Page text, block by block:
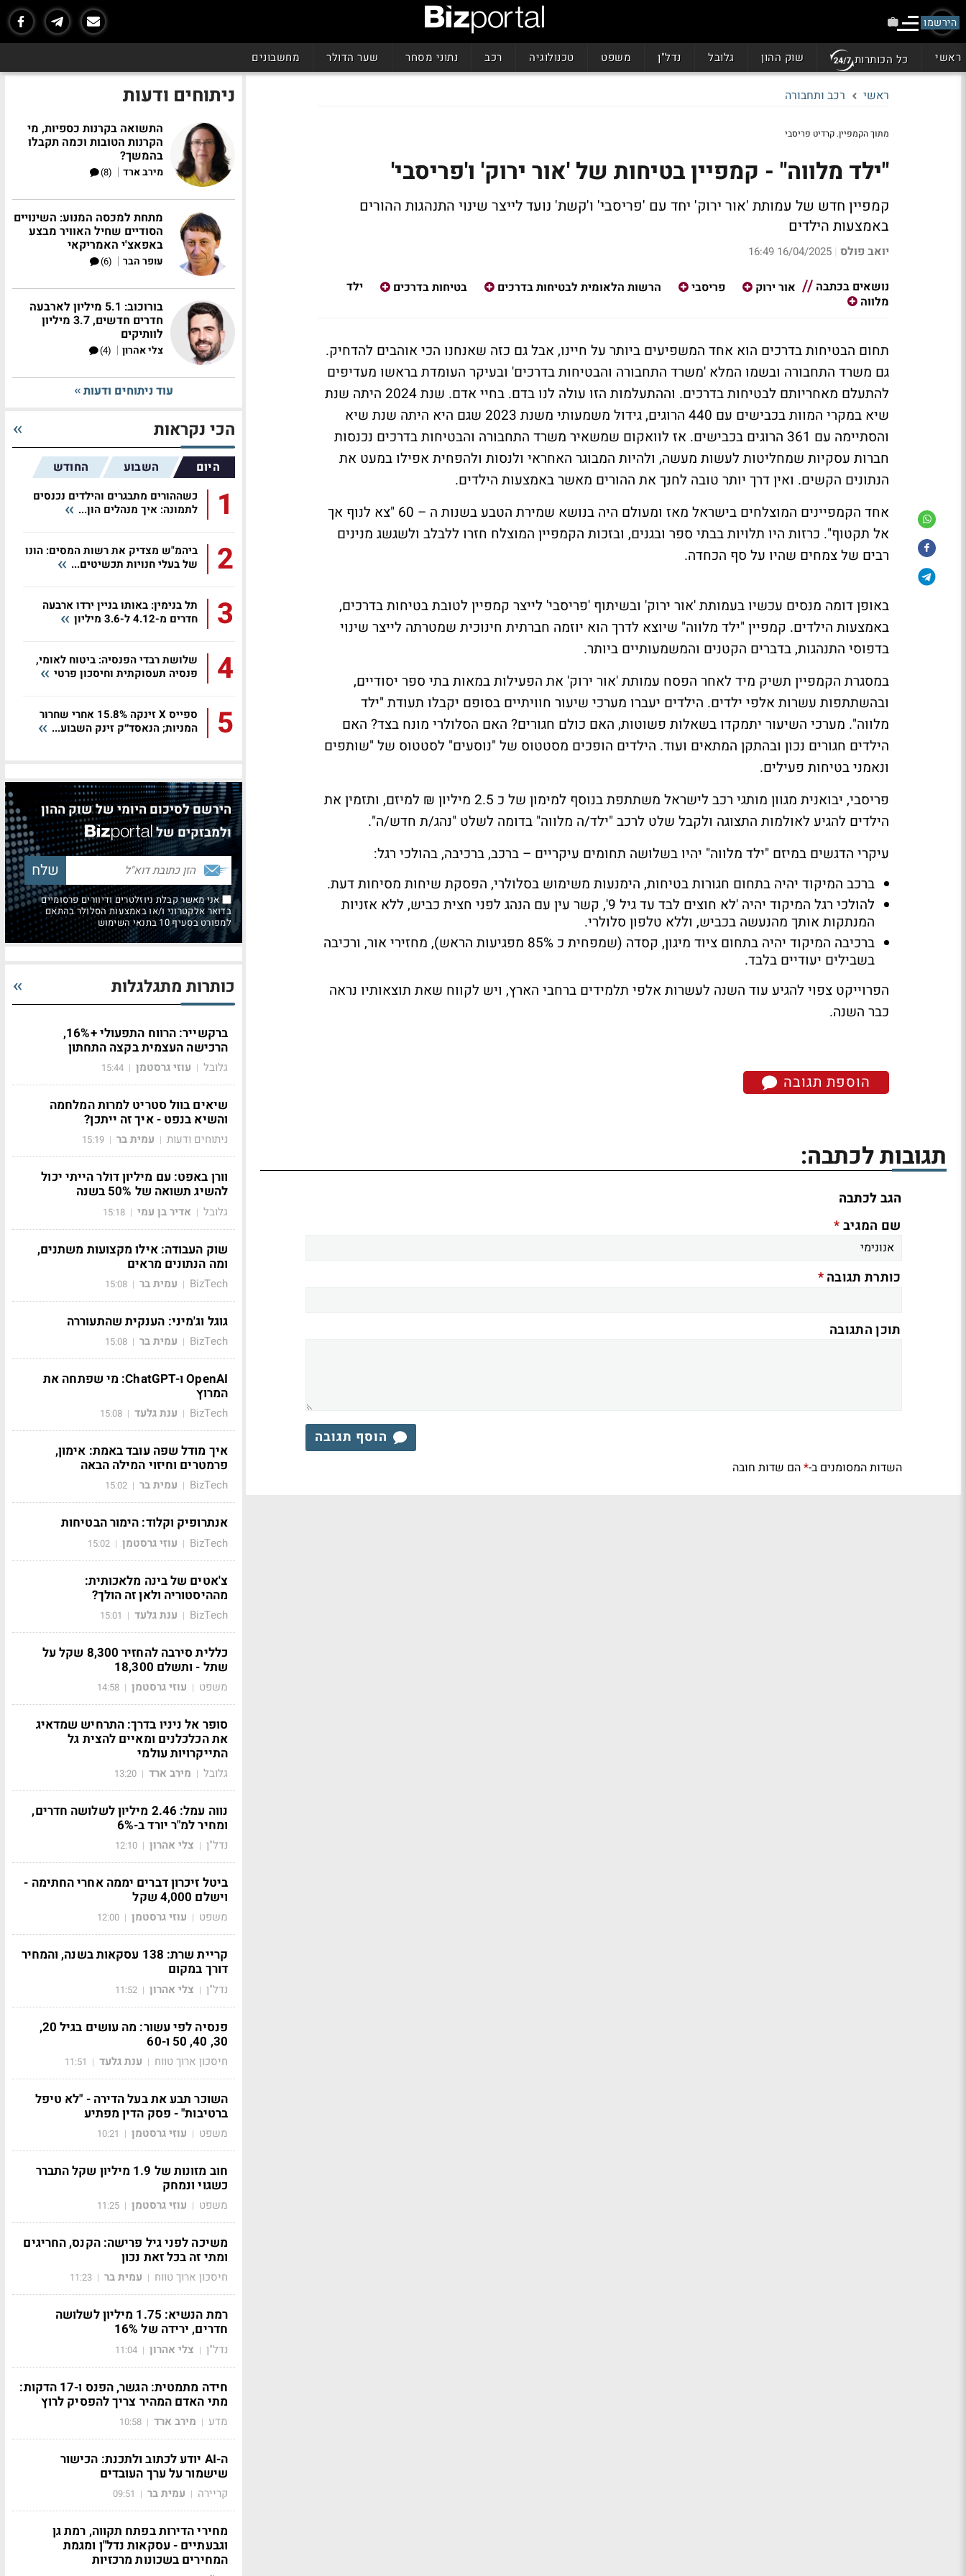
הירשמו
ראשי כל הכותרות שוק ההון גלובל נדל"ן משפט טכנולוגיה רכב נתוני מסחר שער הדולר מחשבונים
ראשי רכב ותחבורה
מתוך הקמפיין. קרדיט פריסבי
"ילד מלווה" - קמפיין בטיחות של 'אור ירוק' ו'פריסבי'
קמפיין חדש של עמותת 'אור ירוק' יחד עם 'פריסבי' ו'קשת' נועד לייצר שינוי התנהגות ההורים
באמצעות הילדים
יואב פולס |
16/04/2025 16:49
נושאים בכתבה אור ירוק פריסבי הרשות הלאומית לבטיחות בדרכים בטיחות בדרכים
ילד
מלווה
תחום הבטיחות בדרכים הוא אחד המשפיעים ביותר על חיינו, אבל גם כזה שאנחנו הכי אוהבים להדחיק.
גם משרד התחבורה ובשמו המלא 'משרד התחבורה והבטיחות בדרכים' ובעיקר העומדת בראשו מעדיפים
להתעלם מאחריותם לבטיחות בדרכים. וההתעלמות הזו עולה לנו בדם. בחיי אדם. שנת 2024 היתה שנת
שיא במקרי המוות בכבישים עם 440 הרוגים, גידול משמעותי משנת 2023 שגם היא היתה שנת שיא
והסתיימה עם 361 הרוגים בכבישים. אז לוואקום שמשאיר משרד התחבורה והבטיחות בדרכים נכנסות
חברות עסקיות שמחליטות לעשות מעשה, ולהיות המבוגר האחראי ולנסות ולהפחית אפילו במעט את
הנתונים הקשים. ואין דרך יותר טובה לחנך את ההורים מאשר באמצעות הילדים.
אחד הקמפיינים המוצלחים בישראל מאז ומעולם היה בנושא שמירת הטבע בשנות ה – 60 "צא לנוף אך
אל תקטוף". כרזות היו תלויות בבתי ספר ובגנים, ובזכות הקמפיין המוצלח חזרו ללבלב ולשגשג מנינים
רבים של צמחים שהיו על סף הכחדה.
באופן דומה מנסים עכשיו בעמותת 'אור ירוק' ובשיתוף 'פריסבי' לייצר קמפיין לטובת בטיחות בדרכים,
באמצעות הילדים. קמפיין "ילד מלווה" שיוצא לדרך הוא יוזמה חברתית חינוכית שמטרתה לייצר שינוי
בדפוסי התנהגות, בדברים הקטנים והמשמעותיים ביותר.
במסגרת הקמפיין תשיק מיד לאחר הפסח עמותת 'אור ירוק' את הפעילות במאות בתי ספר יסודיים,
ובהשתתפות עשרות אלפי ילדים. הילדים יעברו מערכי שיעור חוויתיים בסופם יקבלו תעודת "ילד
מלווה". מערכי השיעור יתמקדו בשאלות פשוטות, האם כולם חגורים? האם הסלולרי מונח בצד? האם
הילדים חגורים נכון ובהתקן המתאים ועוד. הילדים הופכים מסטטוס של "נוסעים" לסטטוס של "שותפים
ונאמני בטיחות פעילים.
פריסבי, יבואנית מגוון מותגי רכב לישראל משתתפת בנוסף למימון של כ 2.5 מיליון ₪ למיזם, ותזמין את
הילדים להגיע לאולמות התצוגה ולקבל שלט לרכב "ילד/ה מלווה" בדומה לשלט "נהג/ת חדש/ה".
עיקרי הדגשים במיזם "ילד מלווה" יהיו בשלושה תחומים עיקריים – ברכב, ברכיבה, בהולכי רגל:
ברכב המיקוד יהיה בתחום חגורות בטיחות, הימנעות משימוש בסלולרי, הפסקת שיחות מסיחות דעת.
להולכי רגל
המיקוד יהיה 'לא חוצים לבד עד גיל 9', קשר עין עם הנהג לפני חצית כביש, ללא אזניות
המנתקות אותך מהנעשה בכביש, וללא טלפון סלולרי.
ברכיבה
המיקוד יהיה בתחום ציוד מיגון, קסדה (שמפחית כ 85% מפגיעות הראש), מחזירי אור, ורכיבה
בשבילים יעודיים בלבד.
הפרוייקט צפוי להגיע עוד השנה לעשרות אלפי תלמידים ברחבי הארץ, ויש לקווח שאת תוצאותיו נראה
כבר השנה.
הוספת תגובה
תגובות לכתבה:
הגב לכתבה
שם המגיב*
כותרת תגובה*
תוכן התגובה
הוסף תגובה
השדות המסומנים ב-*הם שדות חובה
ניתוחים ודעות
התשואה בקרנות כספיות, מי
הקרנות הטובות וכמה תקבלו
בהמשך?
מירב ארד |
(8)
מתחת למכסה המנוע: השינויים
הסודיים שחיל האוויר מבצע
באפאצ'י האמריקאי
עופר הבר |
(6)
בורוכוב: 5.1 מיליון לארבעה
חדרים חדשים, 3.7 מיליון
לוותיקים
צלי אהרון |
(4)
עוד ניתוחים ודעות
הכי נקראות
היום השבוע החודש
1
כשההורים מתבגרים והילדים נכנסים
לתמונה: איך מנהלים הון...
2
ביהמ"ש מצדיק את רשות המסים: הונו
של בעלי חנויות תכשיטים...
3
תל בנימין: באותו בניין ירדו ארבעה
חדרים מ-4.12 ל-3.6 מיליון
4
שלושת רבדי הפנסיה: ביטוח לאומי,
פנסיה תעסוקתית וחיסכון פרטי
5
ספייס X זינקה 15.8% אחרי שחרור
המניות; הנאסד״ק זינק השבוע...
הירשם לסיכום היומי של שוק ההון
ולמבזקים של
אני מאשר קבלת ניוזלטרים ודיוורים פרסומיים
בדואר אלקטרוני ו/או באמצעות הסלולר בהתאם
למפורט בסעיף 10 בתנאי השימוש
כותרות מתגלגלות
ברקשייר: הרווח התפעולי +16%,
הרכישה העצמית בקצה התחתון
גלובל | עוזי גרסטמן |
15:44
שיאים בוול סטריט למרות המלחמה
והשיא בנפט - איך זה ייתכן?
ניתוחים ודעות | עמית בר |
15:19
וורן באפט: עם מיליון דולר הייתי יכול
להשיג תשואה של 50% בשנה
גלובל | אדיר בן עמי |
15:18
שוק העבודה: אילו מקצועות משתנים,
ומה הנתונים מראים
BizTech
| עמית בר |
15:08
גוגל וג'מיני: הענקית שהתעוררה
BizTech
| עמית בר |
15:08
OpenAI ו-ChatGPT: מי שפתחה את
המרוץ
BizTech
| ענת גלעד |
15:08
איך מודל שפה עובד באמת: אימון,
פרמטרים וחיזוי המילה הבאה
BizTech
| עמית בר |
15:02
אנתרופיק וקלוד: הימור הבטיחות
BizTech
| עוזי גרסטמן |
15:02
צ'אטים של בינה מלאכותית:
מההיסטוריה ולאן זה הולך?
BizTech
| ענת גלעד |
15:01
כללית סירבה להחזיר 8,300 שקל על
שתל - ותשלם 18,300
משפט | עוזי גרסטמן |
14:58
סופר אל ניניו בדרך: התרחיש שמדאיג
את הכלכלנים ומאיים להצית גל
התייקרויות עולמי
גלובל | מירב ארד |
13:20
נווה עמל: 2.46 מיליון לשלושה חדרים,
ומחיר למ"ר יורד ב-6%
נדל"ן | צלי אהרון |
12:10
ביטל זיכרון דברים יממה אחרי החתימה -
וישלם 4,000 שקל
משפט | עוזי גרסטמן |
12:00
קריית שרת: 138 עסקאות בשנה, והמחיר
דורך במקום
נדל"ן | צלי אהרון |
11:52
פנסיה לפי עשור: מה עושים בגיל 20,
30, 40, 50 ו-60
חיסכון ארוך טווח | ענת גלעד |
11:51
השוכר תבע את בעל הדירה - "לא טיפל
ברטיבות" - פסק הדין מפתיע
משפט | עוזי גרסטמן |
10:21
חוב מזונות של 1.9 מיליון שקל התברר
כשגוי ונמחק
משפט | עוזי גרסטמן |
11:25
משיכה לפני גיל פרישה: הקנס, החריגים
ומתי זה בכל זאת נכון
חיסכון ארוך טווח | עמית בר |
11:23
רמת הנשיא: 1.75 מיליון לשלושה
חדרים, ירידה של 16%
נדל"ן | צלי אהרון |
11:04
חידה מתמטית: הגשר, הפנס ו-17 הדקות:
מתי האדם המהיר צריך להפסיק לרוץ
מדע | מירב ארד |
10:58
ה-AI יודע לכתוב ולתכנת: הכישור
שישמור על ערך העובדים
קריירה | עמית בר |
09:51
מחירי הדירות בפתח תקווה, רמת גן
וגבעתיים - עסקאות נדל"ן ומגמת
המחירים בשכונות מרכזיות